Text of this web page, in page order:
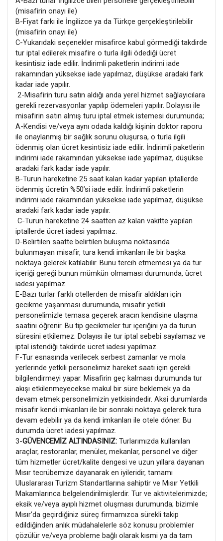
(misafirin onayı ile)
B-Fiyat farkı ile İngilizce ya da Türkçe gerçekleştirilebilir
(misafirin onayı ile)
C-Yukarıdaki seçenekler misafirce kabul görmediği takdirde
tur iptal edilerek misafire o turla ilgili ödediği ücret
kesintisiz iade edilir. İndirimli paketlerin indirimi iade
rakamından yüksekse iade yapılmaz, düşükse aradaki fark
kadar iade yapılır.
2-Misafirin turu satın aldığı anda yerel hizmet sağlayıcılara
gerekli rezervasyonlar yapılıp ödemeleri yapılır. Dolayısı ile
misafirin satın almış turu iptal etmek istemesi durumunda;
A-Kendisi ve/veya aynı odada kaldığı kişinin doktor raporu
ile onaylanmış bir sağlık sorunu oluşursa, o turla ilgili
ödenmiş olan ücret kesintisiz iade edilir. İndirimli paketlerin
indirimi iade rakamından yüksekse iade yapılmaz, düşükse
aradaki fark kadar iade yapılır.
B-Turun hareketine 25 saat kalan kadar yapılan iptallerde
ödenmiş ücretin %50’si iade edilir. İndirimli paketlerin
indirimi iade rakamından yüksekse iade yapılmaz, düşükse
aradaki fark kadar iade yapılır.
C-Turun hareketine 24 saatten az kalan vakitte yapılan
iptallerde ücret iadesi yapılmaz.
D-Belirtilen saatte belirtilen buluşma noktasında
bulunmayan misafir, tura kendi imkanları ile bir başka
noktaya gelerek katılabilir. Bunu tercih etmemesi ya da tur
içeriği gereği bunun mümkün olmaması durumunda, ücret
iadesi yapılmaz.
E-Bazı turlar farklı otellerden de misafir aldıkları için
gecikme yaşanması durumunda, misafir yetkili
personelimizle temasa geçerek aracın kendisine ulaşma
saatini öğrenir. Bu tip gecikmeler tur içeriğini ya da turun
süresini etkilemez. Dolayısı ile tur iptal sebebi sayılamaz ve
iptal istendiği takdirde ücret iadesi yapılmaz.
F-Tur esnasında verilecek serbest zamanlar ve mola
yerlerinde yetkili personelimiz hareket saati için gerekli
bilgilendirmeyi yapar. Misafirin geç kalması durumunda tur
akışı etkilenmeyecekse makul bir süre beklemek ya da
devam etmek personelimizin yetkisindedir. Aksi durumlarda
misafir kendi imkanları ile bir sonraki noktaya gelerek tura
devam edebilir ya da kendi imkanları ile otele döner. Bu
durumda ücret iadesi yapılmaz.
3-GÜVENCEMİZ ALTINDASINIZ: Turlarımızda kullanılan
araçlar, restoranlar, menüler, mekanlar, personel ve diğer
tüm hizmetler ücret/kalite dengesi ve uzun yıllara dayanan
Mısır tecrübemize dayanarak en iyileridir, tamamı
Uluslararası Turizm Standartlarına sahiptir ve Mısır Yetkili
Makamlarınca belgelendirilmişlerdir. Tur ve aktivitelerimizde;
eksik ve/veya ayıplı hizmet oluşması durumunda; bizimle
Mısır’da geçirdiğiniz süreç firmamızca sürekli takip
edildiğinden anlık müdahalelerle söz konusu problemler
çözülür ve/veya probleme bağlı olarak kısmi ya da tam